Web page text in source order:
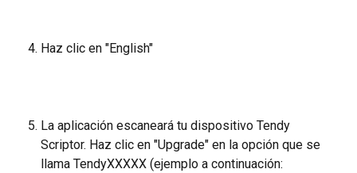
Haz clic en "English"
La aplicación escaneará tu dispositivo Tendy
Scriptor. Haz clic en "Upgrade" en la opción que se
llama TendyXXXXX (ejemplo a continuación: